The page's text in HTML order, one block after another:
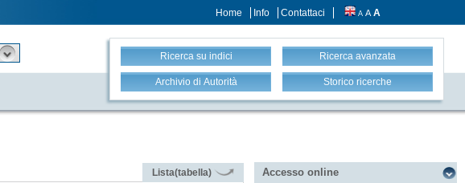
Home Info Contattaci A A A
Ricerca su indici Ricerca avanzata
Archivio di Autorità Storico ricerche
Lista(tabella)
Accesso online